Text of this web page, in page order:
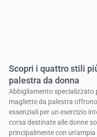
Scopri i quattro stili
palestra da donna
Abbigliamento
magliette da palestra
essenziali per un esercizio
corsa destinate alle donne
principalmente con